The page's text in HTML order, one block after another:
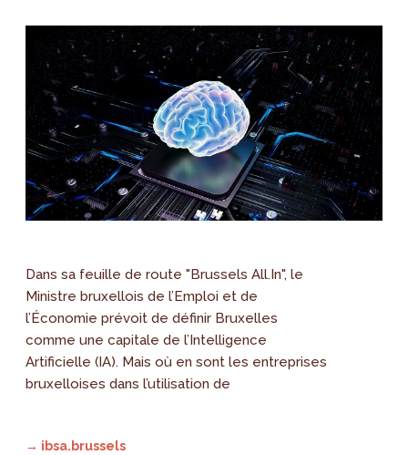
Dans sa feuille de route "Brussels All.In", le
Ministre bruxellois de l’Emploi et de
l’Économie prévoit de définir Bruxelles
comme une capitale de l’Intelligence
Artificielle (IA). Mais où en sont les entreprises
bruxelloises dans l’utilisation de
→ ibsa.brussels